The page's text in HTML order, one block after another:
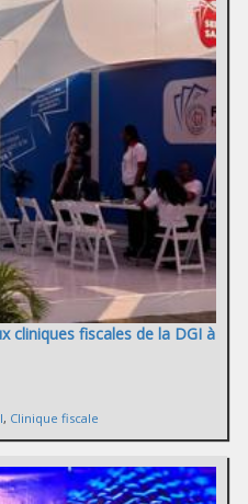
cliniques fiscales de la DGI à
, Clinique fiscale